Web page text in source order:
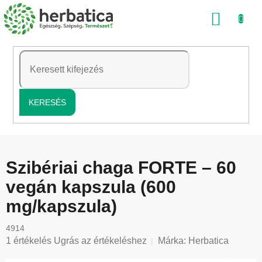
Ugrás
a
tartalomhoz
KERESÉS
Szibériai chaga FORTE – 60
vegán kapszula (600
mg/kapszula)
4914
A
1 értékelés Ugrás az értékeléshez Márka: Herbatica